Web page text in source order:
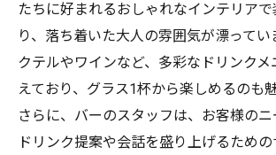
たちに好まれるおしゃれなインテリア
り、落ち着いた大人の雰囲気が漂ってい
クテルやワインなど、多彩なドリンク
えており、グラス1杯から楽しめるのも
さらに、バーのスタッフは、お客様の
ドリンク提案や会話を盛り上げるための